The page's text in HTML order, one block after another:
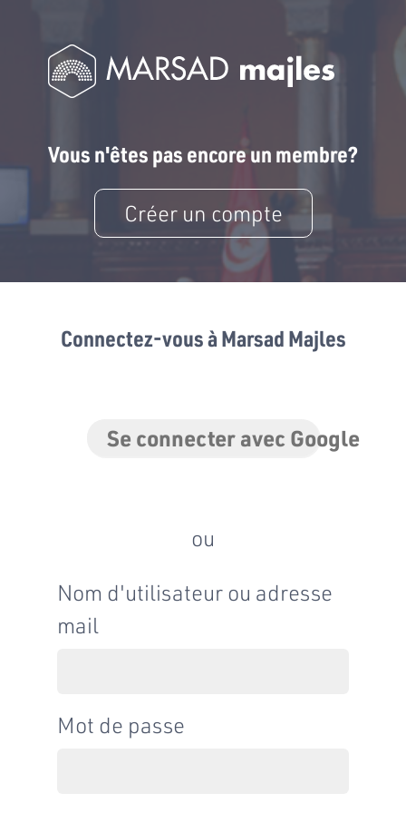
Vous n'êtes pas encore un membre?
Créer un compte
Connectez-vous à Marsad Majles
Se connecter avec Google
ou
Nom d'utilisateur ou adresse
mail
Mot de passe